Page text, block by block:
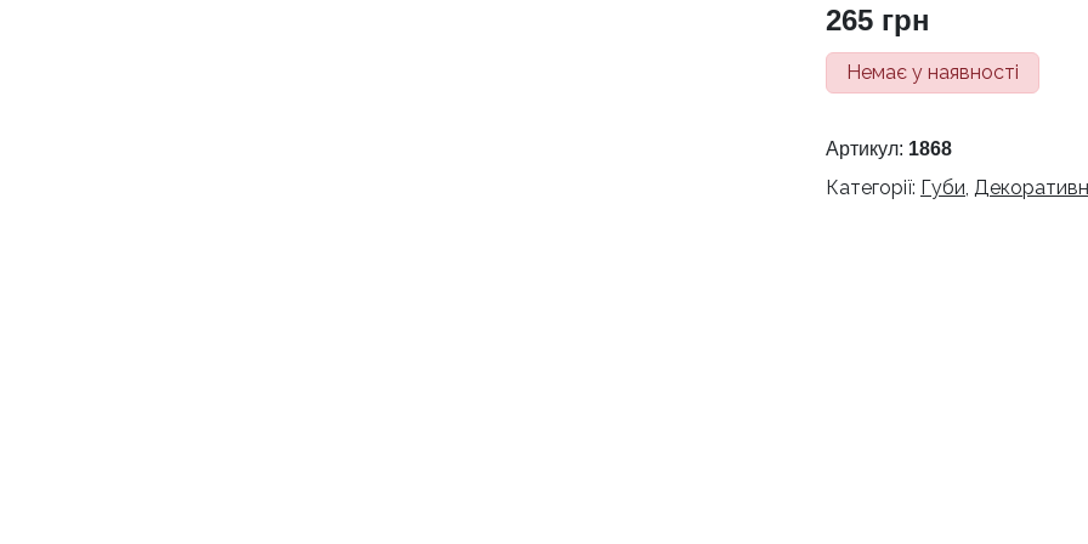
265 грн
Немає у наявності
Артикул: 1868
Категорії: Губи,